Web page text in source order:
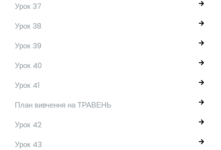
Урок 37
Урок 38
Урок 39
Урок 40
Урок 41
План вивчення на ТРАВЕНЬ
Урок 42
Урок 43